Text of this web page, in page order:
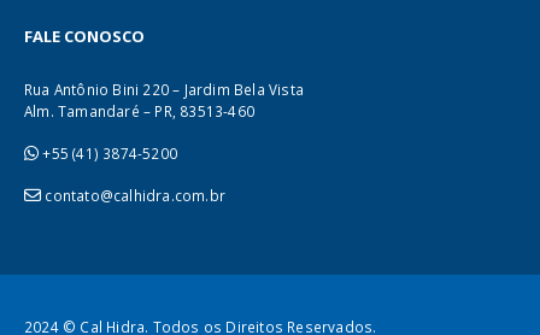
FALE CONOSCO
Rua Antônio Bini 220 – Jardim Bela Vista
Alm. Tamandaré – PR, 83513-460
+55 (41) 3874-5200
contato@calhidra.com.br
2024 © Cal Hidra. Todos os Direitos Reservados.